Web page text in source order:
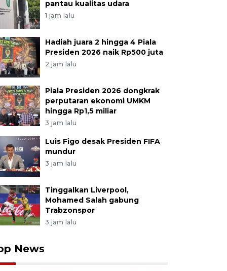
pantau kualitas udara
1 jam lalu
Hadiah juara 2 hingga 4 Piala
Presiden 2026 naik Rp500 juta
2 jam lalu
Piala Presiden 2026 dongkrak
perputaran ekonomi UMKM
hingga Rp1,5 miliar
3 jam lalu
Luis Figo desak Presiden FIFA
mundur
3 jam lalu
Tinggalkan Liverpool,
Mohamed Salah gabung
Trabzonspor
3 jam lalu
News